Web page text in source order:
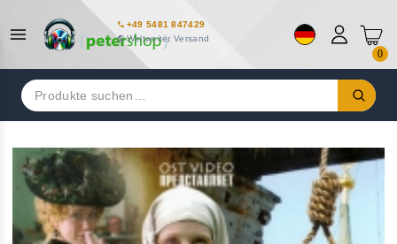
+49 5481 847429
Weltweiter Versand
0
Suchen
nach: